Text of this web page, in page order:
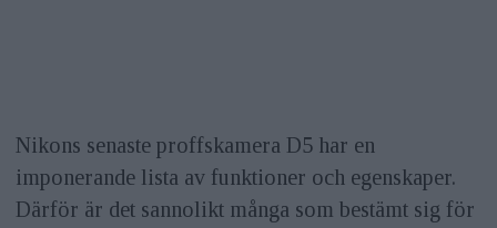
Nikons senaste proffskamera D5 har en
imponerande lista av funktioner och egenskaper.
Därför är det sannolikt många som bestämt sig för